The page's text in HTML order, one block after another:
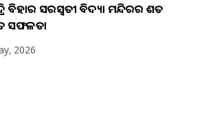
ବିହାର ସରସ୍ୱତୀ ବିଦ୍ୟା ମନ୍ଦିରର ଶତ
ସଫଳତା
2026